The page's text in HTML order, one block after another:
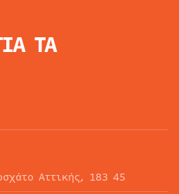
ΤΑ
Αττικής, 183 45